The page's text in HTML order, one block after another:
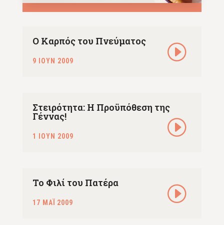
Ο Καρπός του Πνεύματος
9 ΙΟΥΝ 2009
Στειρότητα: Η Προϋπόθεση της
Γέννας!
1 ΙΟΥΝ 2009
Το Φιλί του Πατέρα
17 ΜΑΪ 2009